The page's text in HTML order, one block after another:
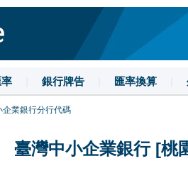
銀行牌告 匯率換算
企業銀行分行代碼
臺灣中小企業銀行 [桃